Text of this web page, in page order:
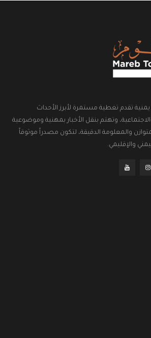
تقدم تغطية مستمرة لأبرز الأحداث
وتهتم بنقل الأخبار بمهنية وموضوعية
والمعلومة الدقيقة، لتكون مصدراً موثوقاً
والإقليمي.